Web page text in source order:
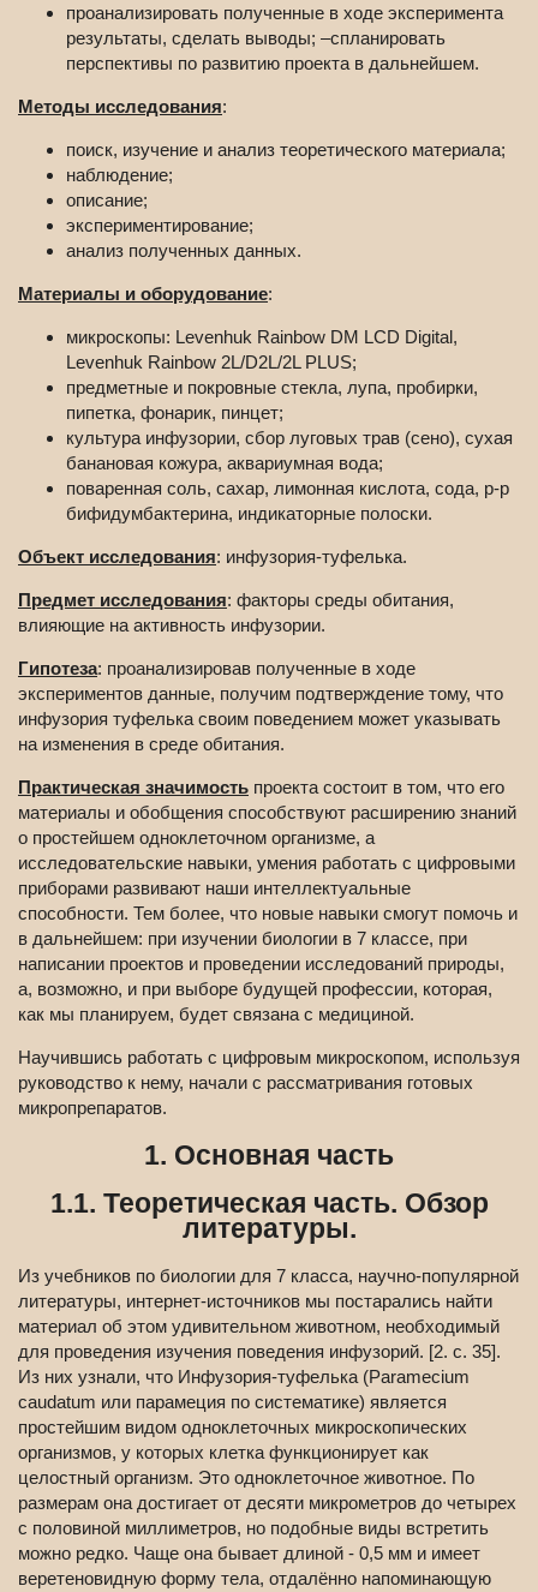
проанализировать полученные в ходе эксперимента
результаты, сделать выводы; –спланировать
перспективы по развитию проекта в дальнейшем.
Методы исследования:
поиск, изучение и анализ теоретического материала;
наблюдение;
описание;
экспериментирование;
анализ полученных данных.
Материалы и оборудование:
микроскопы: Levenhuk Rainbow DM LCD Digital,
Levenhuk Rainbow 2L/D2L/2L PLUS;
предметные и покровные стекла, лупа, пробирки,
пипетка, фонарик, пинцет;
культура инфузории, сбор луговых трав (сено), сухая
банановая кожура, аквариумная вода;
поваренная соль, сахар, лимонная кислота, сода, р-р
бифидумбактерина, индикаторные полоски.
Объект исследования: инфузория-туфелька.
Предмет исследования: факторы среды обитания,
влияющие на активность инфузории.
Гипотеза: проанализировав полученные в ходе
экспериментов данные, получим подтверждение тому, что
инфузория туфелька своим поведением может указывать
на изменения в среде обитания.
Практическая значимость проекта состоит в том, что его
материалы и обобщения способствуют расширению знаний
о простейшем одноклеточном организме, а
исследовательские навыки, умения работать с цифровыми
приборами развивают наши интеллектуальные
способности. Тем более, что новые навыки смогут помочь и
в дальнейшем: при изучении биологии в 7 классе, при
написании проектов и проведении исследований природы,
а, возможно, и при выборе будущей профессии, которая,
как мы планируем, будет связана с медициной.
Научившись работать с цифровым микроскопом, используя
руководство к нему, начали с рассматривания готовых
микропрепаратов.
1. Основная часть
1.1. Теоретическая часть. Обзор
литературы.
Из учебников по биологии для 7 класса, научно-популярной
литературы, интернет-источников мы постарались найти
материал об этом удивительном животном, необходимый
для проведения изучения поведения инфузорий. [2. с. 35].
Из них узнали, что Инфузория-туфелька (Paramecium
caudatum или парамеция по систематике) является
простейшим видом одноклеточных микроскопических
организмов, у которых клетка функционирует как
целостный организм. Это одноклеточное животное. По
размерам она достигает от десяти микрометров до четырех
с половиной миллиметров, но подобные виды встретить
можно редко. Чаще она бывает длиной - 0,5 мм и имеет
веретеновидную форму тела, отдалённо напоминающую